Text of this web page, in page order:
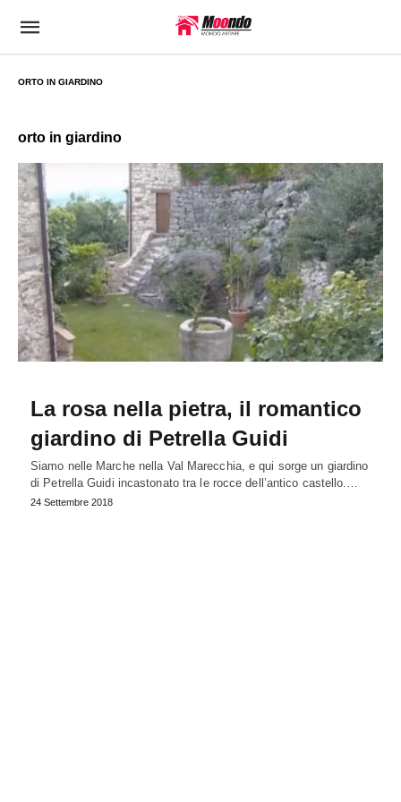
ORTO IN GIARDINO
orto in giardino
La rosa nella pietra, il romantico
giardino di Petrella Guidi
Siamo nelle Marche nella Val Marecchia, e qui sorge un giardino
di Petrella Guidi incastonato tra le rocce dell’antico castello.…
24 Settembre 2018